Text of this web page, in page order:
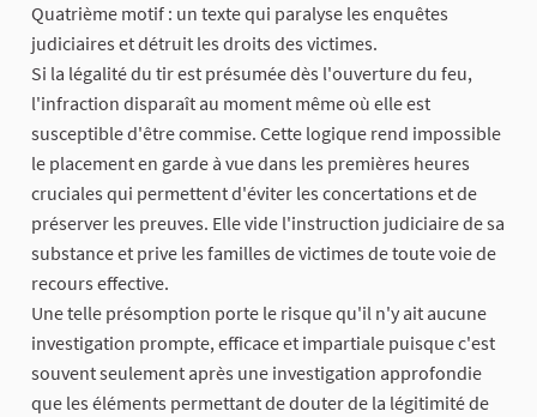
Quatrième motif : un texte qui paralyse les enquêtes
judiciaires et détruit les droits des victimes.
Si la légalité du tir est présumée dès l'ouverture du feu,
l'infraction disparaît au moment même où elle est
susceptible d'être commise. Cette logique rend impossible
le placement en garde à vue dans les premières heures
cruciales qui permettent d'éviter les concertations et de
préserver les preuves. Elle vide l'instruction judiciaire de sa
substance et prive les familles de victimes de toute voie de
recours effective.
Une telle présomption porte le risque qu'il n'y ait aucune
investigation prompte, efficace et impartiale puisque c'est
souvent seulement après une investigation approfondie
que les éléments permettant de douter de la légitimité de